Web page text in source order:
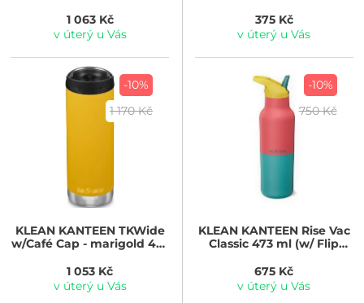
1 063 Kč
v úterý u Vás
375 Kč
v úterý u Vás
-10%
1 170 Kč
KLEAN KANTEENTKWide
w/Café Cap - marigold 473
1 053 Kč
v úterý u Vás
-10%
750 Kč
KLEAN KANTEENRise Vac
Classic 473 ml (w/ Flip
Kaleidoscope
675 Kč
v úterý u Vás